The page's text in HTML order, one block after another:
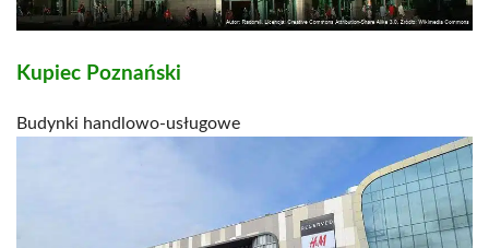
Kupiec Poznański
Budynki handlowo-usługowe